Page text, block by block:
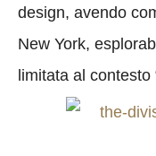
design, avendo
New York,
limitata al contesto